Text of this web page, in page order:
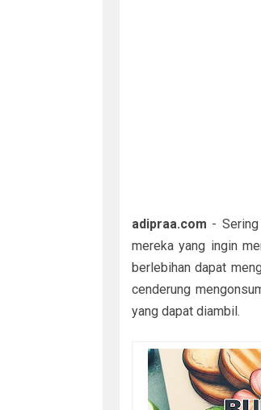
adipraa.com -
mereka yang ingin
berlebihan dapat
cenderung
yang dapat diambil.